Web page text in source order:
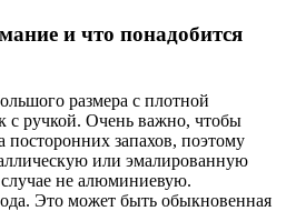
и что понадобится
размера с плотной
ручкой. Очень важно, чтобы
посторонних запахов, поэтому
или эмалированную
не алюминиевую.
Это может быть обыкновенная